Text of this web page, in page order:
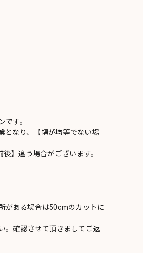
す。
となり、【幅が均等でない場
】違う場合がございます。
がある場合は50cmのカットに
。確認させて頂きましてご返